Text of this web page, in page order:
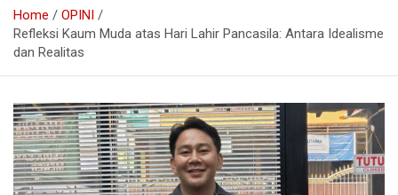
Home
OPINI
Refleksi Kaum Muda atas Hari Lahir Pancasila: Antara Idealisme
dan Realitas